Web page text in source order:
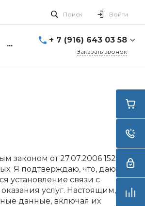
Поиск Войти
... + 7 (916) 643 03 58
Заказать звонок
законом от 27.07.2006 152-ФЗ
Я подтверждаю, что, даю
установление связи с
услуг. Настоящим, я
данные, включая их